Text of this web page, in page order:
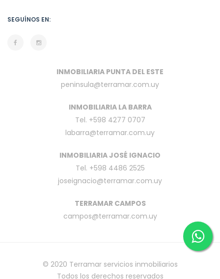
SEGUÍNOS EN:
INMOBILIARIA PUNTA DEL ESTE
peninsula@terramar.com.uy
INMOBILIARIA LA BARRA
Tel. +598 4277 0707
labarra@terramar.com.uy
INMOBILIARIA JOSÉ IGNACIO
Tel. +598 4486 2525
joseignacio@terramar.com.uy
TERRAMAR CAMPOS
campos@terramar.com.uy
© 2020 Terramar servicios inmobiliarios
Todos los derechos reservados